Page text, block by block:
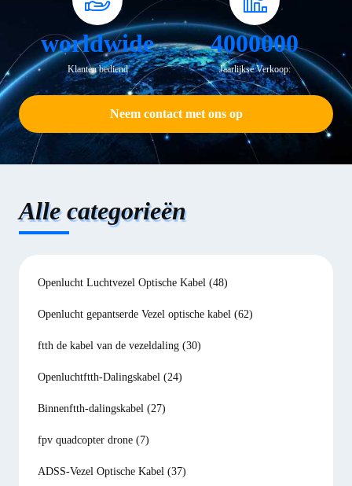
worldwide
Klanten bediend
4000000
Jaarlijkse Verkoop:
Neem contact met ons op
Alle categorieën
Openlucht Luchtvezel Optische Kabel (48)
Openlucht gepantserde Vezel optische kabel (62)
ftth de kabel van de vezeldaling (30)
Openluchtftth-Dalingskabel (24)
Binnenftth-dalingskabel (27)
fpv quadcopter drone (7)
ADSS-Vezel Optische Kabel (37)